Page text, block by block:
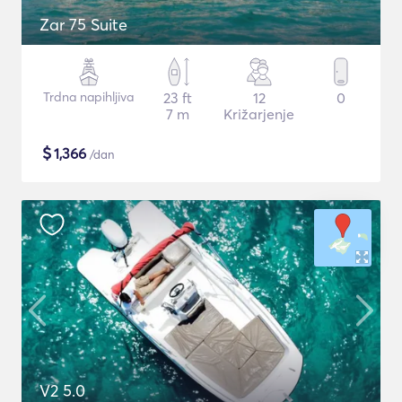
Zar 75 Suite
Trdna napihljiva
23 ft
7 m
12
Križarjenje
0
$1,366 /dan
V2 5.0